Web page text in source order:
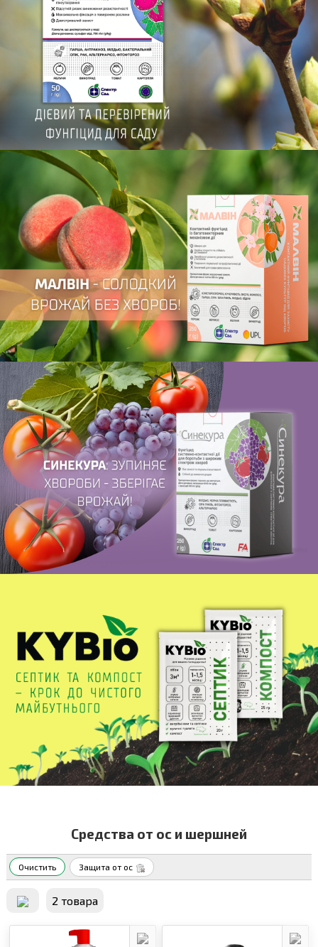
Средства от ос и шершней
Очистить Защита от ос
2 товара